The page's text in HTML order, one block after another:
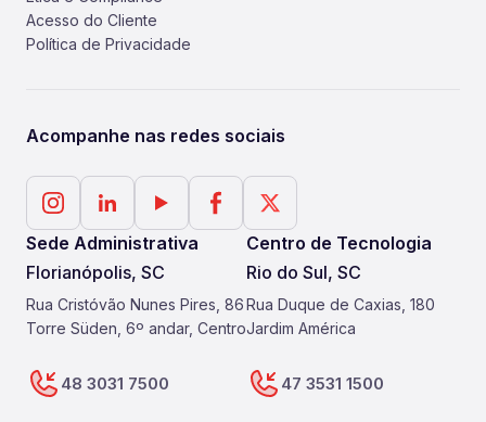
Acesso do Cliente
Política de Privacidade
Acompanhe nas redes sociais
Sede Administrativa
Florianópolis, SC
Rua Cristóvão Nunes Pires, 86
Torre Süden, 6º andar, Centro
48 3031 7500
Centro de Tecnologia
Rio do Sul, SC
Rua Duque de Caxias, 180
Jardim América
47 3531 1500